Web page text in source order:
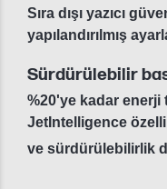
Sıra dışı yazıcı
yapılandırılmış
Sürdürülebilir
%20'ye kadar enerji
JetIntelligence
ve sürdürülebilirlik